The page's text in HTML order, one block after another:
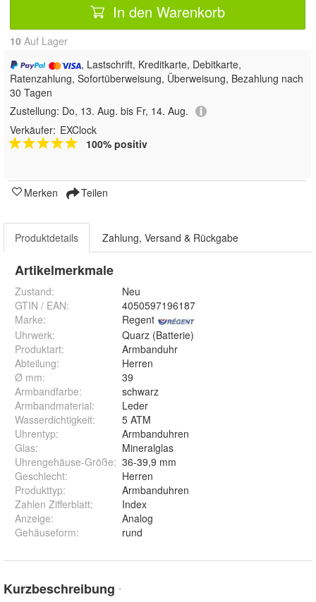
In den Warenkorb
10 Auf Lager
, Lastschrift, Kreditkarte, Debitkarte,
Ratenzahlung, Sofortüberweisung, Überweisung, Bezahlung nach
30 Tagen
Zustellung: Do, 13. Aug. bis Fr, 14. Aug.
Verkäufer: EXClock
100% positiv
Merken Teilen
Produktdetails Zahlung, Versand & Rückgabe
Artikelmerkmale
Zustand:
Neu
GTIN / EAN:
4050597196187
Marke:
Regent
Uhrwerk:
Quarz (Batterie)
Produktart:
Armbanduhr
Abteilung:
Herren
Ø mm:
39
Armbandfarbe:
schwarz
Armbandmaterial:
Leder
Wasserdichtigkeit:
5 ATM
Uhrentyp:
Armbanduhren
Glas:
Mineralglas
Uhrengehäuse-Größe: 36-39,9 mm
Geschlecht:
Herren
Produkttyp:
Armbanduhren
Zahlen Zifferblatt:
Index
Anzeige:
Analog
Gehäuseform: rund
Kurzbeschreibung *